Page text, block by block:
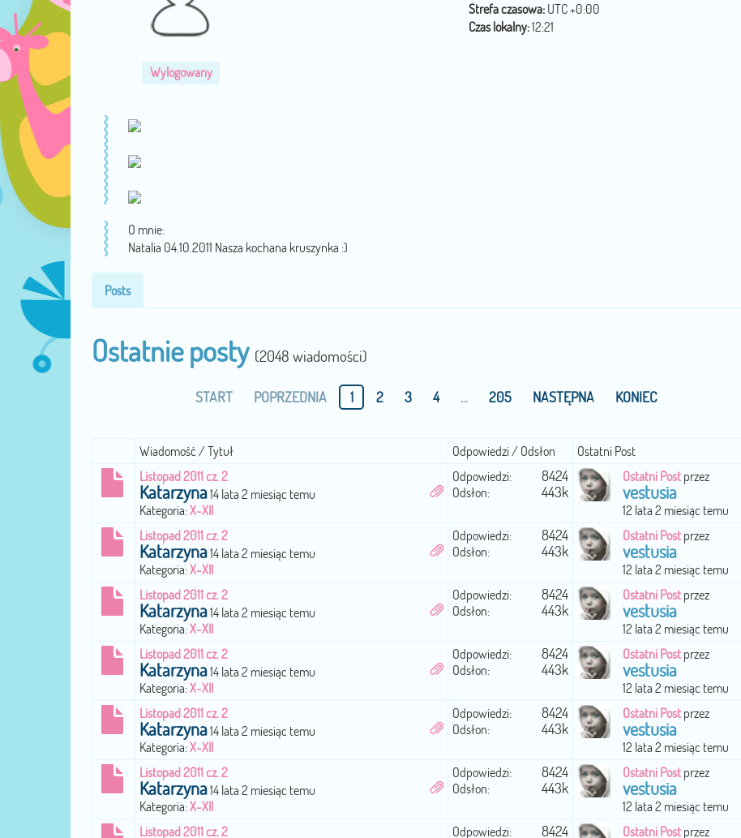
Wylogowany
Strefa czasowa: UTC +0:00
Czas lokalny:12:21
O mnie:
Natalia 04.10.2011 Nasza kochana kruszynka :)
Posts
Ostatnie posty (2048 wiadomości)
START POPRZEDNIA 1 2 3 4 ... 205 NASTĘPNA KONIEC
Wiadomość / Tytuł Odpowiedzi / Odsłon Ostatni Post
Listopad 2011 cz. 2
Katarzyna14 lata 2 miesiąc temu
Kategoria:X-XII
Odpowiedzi: 8424
Odsłon: 443k
Ostatni Post przez
vestusia
12 lata 2 miesiąc temu
Listopad 2011 cz. 2
Katarzyna14 lata 2 miesiąc temu
Kategoria:X-XII
Odpowiedzi: 8424
Odsłon: 443k
Ostatni Post przez
vestusia
12 lata 2 miesiąc temu
Listopad 2011 cz. 2
Katarzyna14 lata 2 miesiąc temu
Kategoria:X-XII
Odpowiedzi: 8424
Odsłon: 443k
Ostatni Post przez
vestusia
12 lata 2 miesiąc temu
Listopad 2011 cz. 2
Katarzyna14 lata 2 miesiąc temu
Kategoria:X-XII
Odpowiedzi: 8424
Odsłon: 443k
Ostatni Post przez
vestusia
12 lata 2 miesiąc temu
Listopad 2011 cz. 2
Katarzyna14 lata 2 miesiąc temu
Kategoria:X-XII
Odpowiedzi: 8424
Odsłon: 443k
Ostatni Post przez
vestusia
12 lata 2 miesiąc temu
Listopad 2011 cz. 2
Katarzyna14 lata 2 miesiąc temu
Kategoria:X-XII
Odpowiedzi: 8424
Odsłon: 443k
Ostatni Post przez
vestusia
12 lata 2 miesiąc temu
Listopad 2011 cz. 2
Odpowiedzi: 8424 Ostatni Post przez